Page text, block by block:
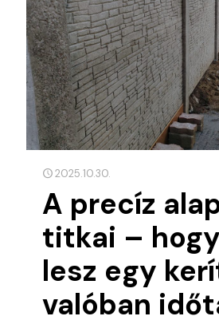
2025.10.30.
A precíz
titkai –
lesz egy
valóban